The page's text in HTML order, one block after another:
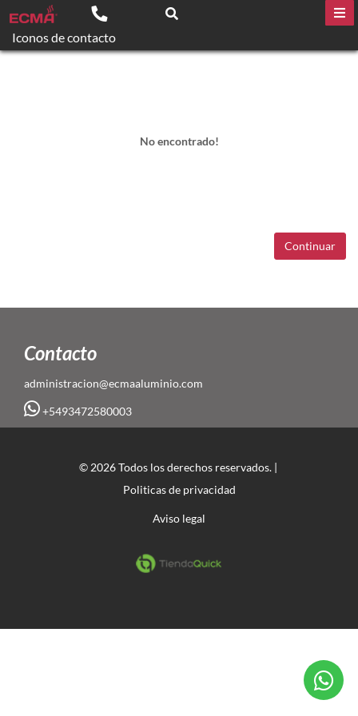
Iconos de contacto
No encontrado!
Continuar
Contacto
administracion@ecmaaluminio.com
+5493472580003
© 2026 Todos los derechos reservados. |
Politicas de privacidad
Aviso legal